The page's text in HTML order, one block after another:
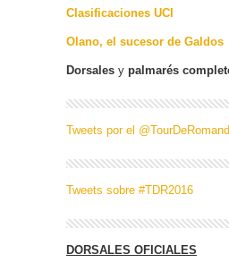
Clasificaciones UCI
Olano, el sucesor de Galdos
Dorsales y palmarés
Tweets por el
Tweets sobre #TDR2016
DORSALES OFICIALES